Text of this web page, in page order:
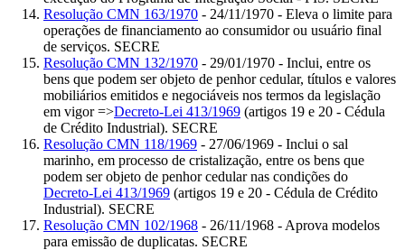
Resolução CMN 163/1970 - 24/11/1970 - Eleva o limite para
operações de financiamento ao consumidor ou usuário final
de serviços. SECRE
Resolução CMN 132/1970 - 29/01/1970 - Inclui, entre os
bens que podem ser objeto de penhor cedular, títulos e valores
mobiliários emitidos e negociáveis nos termos da legislação
em vigor =>Decreto-Lei 413/1969 (artigos 19 e 20 - Cédula
de Crédito Industrial). SECRE
Resolução CMN 118/1969 - 27/06/1969 - Inclui o sal
marinho, em processo de cristalização, entre os bens que
podem ser objeto de penhor cedular nas condições do
Decreto-Lei 413/1969 (artigos 19 e 20 - Cédula de Crédito
Industrial). SECRE
Resolução CMN 102/1968 - 26/11/1968 - Aprova modelos
para emissão de duplicatas. SECRE